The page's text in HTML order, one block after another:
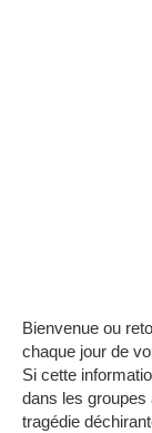
Bienvenue ou
chaque jour de
Si cette
dans les groupes
tragédie